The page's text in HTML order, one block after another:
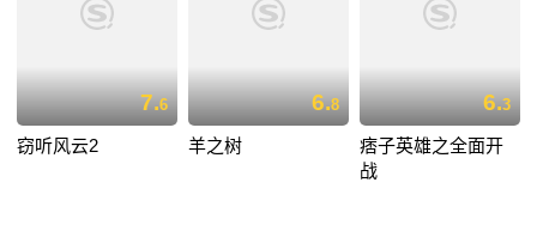
7.6
窃听风云2
6.8
羊之树
6.3
痞子英雄之全面开
战